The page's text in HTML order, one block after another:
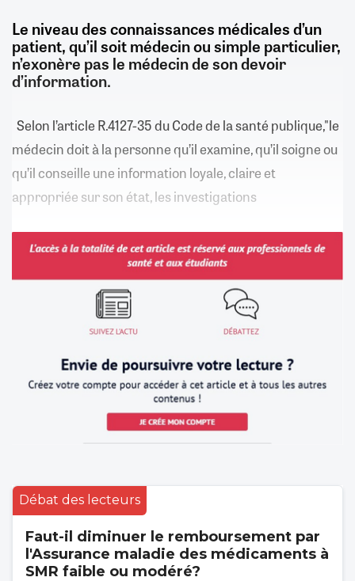
Le niveau des connaissances médicales d’un
patient, qu’il soit médecin ou simple particulier,
n’exonère pas le médecin de son devoir
d’information.
Selon l’article R.4127-35 du Code de la santé publique,"le
médecin doit à la personne qu’il examine, qu’il soigne ou
qu’il conseille une information loyale, claire et
appropriée sur son état, les investigations
Débat des lecteurs
Faut-il diminuer le remboursement par
l'Assurance maladie des médicaments à
SMR faible ou modéré?